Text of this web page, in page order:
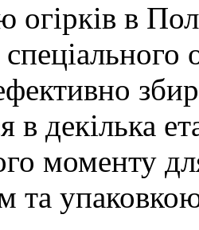
огірків в
в декілька
моменту
та